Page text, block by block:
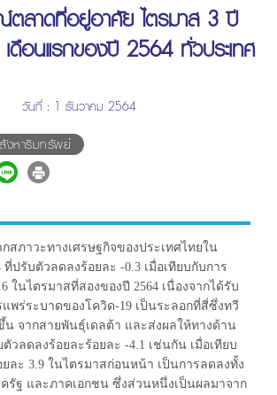
ตลาดที่อยู่อาศัย ไตรมาส 3 ปี
ดือนแรกของปี 2564 ทั่วประเทศ
วันที่ : 1 ธันวาคม 2564
งหาริมทรัพย์
งเศรษฐกิจของประเทศไทยใน
ที่ปรับตัวลดลงร้อยละ -0.3 เมื่อเทียบกับการ
ในไตรมาสที่สองของปี 2564 เนื่องจากได้รับ
พร่ระบาดของโควิด-19 เป็นระลอกที่สี่ซึ่งทวี
น จากสายพันธุ์เดลต้า และส่งผลให้ทางด้าน
วลดลงร้อยละร้อยละ -4.1 เช่นกัน เมื่อเทียบ
ละ 3.9 ในไตรมาสก่อนหน้า เป็นการลดลงทั้ง
รัฐ และภาคเอกชน ซึ่งส่วนหนึ่งเป็นผลมาจาก